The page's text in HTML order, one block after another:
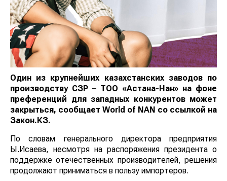
Один из крупнейших казахстанских заводов по
производству СЗР – ТОО «Астана-Нан» на фоне
преференций для западных конкурентов может
закрыться, сообщает World of NAN со ссылкой на
Закон.КЗ.
По словам генерального директора предприятия
Ы.Исаева, несмотря на распоряжения президента о
поддержке отечественных производителей, решения
продолжают приниматься в пользу импортеров.